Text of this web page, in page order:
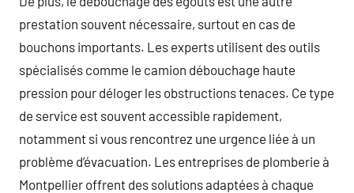
prestation souvent nécessaire, surtout en cas de
bouchons importants. Les experts utilisent des outils
spécialisés comme le camion débouchage haute
pression pour déloger les obstructions tenaces. Ce type
de service est souvent accessible rapidement,
notamment si vous rencontrez une urgence liée à un
problème d’évacuation. Les entreprises de plomberie à
Montpellier offrent des solutions adaptées à chaque